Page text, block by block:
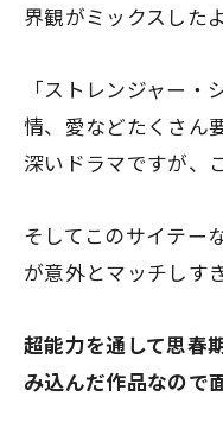
界観がミックスした
「ストレンジャー
情、愛などたくさん
深いドラマですが、
そしてこのサイテー
が意外とマッチしす
超能力を通して思春
み込んだ作品なので